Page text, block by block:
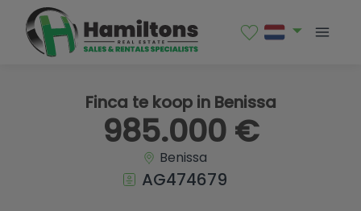
Finca te koop in Benissa
985.000 €
Benissa
AG474679
1 / 39